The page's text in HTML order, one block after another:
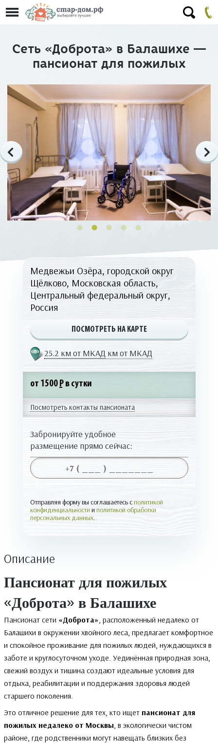
Сеть «Доброта» в Балашихе —
пансионат для пожилых
Медвежьи Озёра, городской округ
Щёлково, Московская область,
Центральный федеральный округ,
Россия
ПОСМОТРЕТЬ НА КАРТЕ
25.2 км от МКАДкм от МКАД
от 1500 Р в сутки
Посмотреть контакты пансионата
Забронируйте удобное
размещение прямо сейчас:
Отправляя форму вы соглашаетесь сполитикой
конфиденциальности и политикой обработки
персональных данных.
Описание
Пансионат для пожилых
«Доброта» в Балашихе
Пансионат сети «Доброта» , расположенный недалеко от
Балашихи в окружении хвойного леса, предлагает комфортное
и спокойное проживание для пожилых людей, нуждающихся в
заботе и круглосуточном уходе. Уединённая природная зона,
свежий воздух и тишина создают идеальные условия для
отдыха, реабилитации и поддержания здоровья людей
старшего поколения.
Это отличное решение для тех, кто ищет пансионат для
пожилых недалеко от Москвы , в экологически чистом
районе, где родственники могут навещать близких без